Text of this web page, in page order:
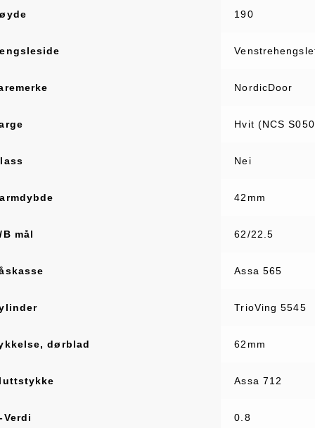
190
NordicDoor
Hvit (NCS
Nei
42mm
B mål 62/22.5
Assa 565
TrioVing 5545
dørblad 62mm
Assa 712
Verdi 0.8